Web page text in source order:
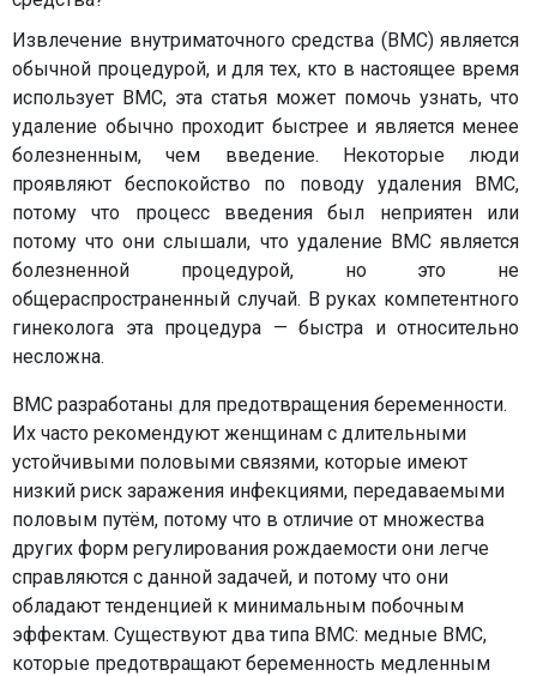
Извлечение внутриматочного средства (ВМС) является
обычной процедурой, и для тех, кто в настоящее время
использует ВМС, эта статья может помочь узнать, что
удаление обычно проходит быстрее и является менее
болезненным, чем введение. Некоторые люди
проявляют беспокойство по поводу удаления ВМС,
потому что процесс введения был неприятен или
потому что они слышали, что удаление ВМС является
болезненной процедурой, но это не
общераспространенный случай. В руках компетентного
гинеколога эта процедура — быстра и относительно
несложна.
ВМС разработаны для предотвращения беременности.
Их часто рекомендуют женщинам с длительными
устойчивыми половыми связями, которые имеют
низкий риск заражения инфекциями, передаваемыми
половым путём, потому что в отличие от множества
других форм регулирования рождаемости они легче
справляются с данной задачей, и потому что они
обладают тенденцией к минимальным побочным
эффектам. Существуют два типа ВМС: медные ВМС,
которые предотвращают беременность медленным